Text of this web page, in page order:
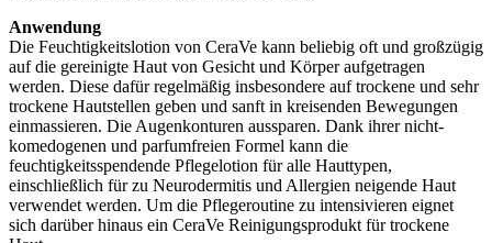
Anwendung
Die Feuchtigkeitslotion von CeraVe kann beliebig oft und großzügig
auf die gereinigte Haut von Gesicht und Körper aufgetragen
werden. Diese dafür regelmäßig insbesondere auf trockene und sehr
trockene Hautstellen geben und sanft in kreisenden Bewegungen
einmassieren. Die Augenkonturen aussparen. Dank ihrer nicht-
komedogenen und parfumfreien Formel kann die
feuchtigkeitsspendende Pflegelotion für alle Hauttypen,
einschließlich für zu Neurodermitis und Allergien neigende Haut
verwendet werden. Um die Pflegeroutine zu intensivieren eignet
sich darüber hinaus ein CeraVe Reinigungsprodukt für trockene